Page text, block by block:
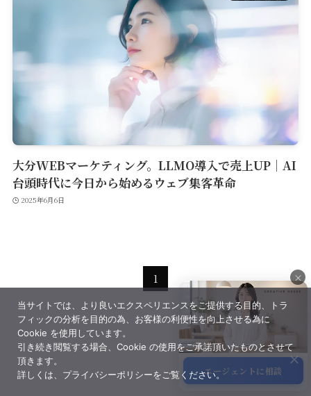
大分WEBマーケティング。LLMO導入で売上UP｜AI
台頭時代に今日から始めるウェブ集客革命
2025年6月6日
1
エージェントに相談
×
当サイトでは、より良いエクスペリエンスをご提供する目的、トラ
フィックの分析を目的の為、お客様の利便性を向上させる為に
Cookie を使用しています。
引き続き閲覧する場合、Cookie の使用をご承諾頂いたものとさせて
頂きます。
詳しくは、プライバシーポリシーをご覧ください。